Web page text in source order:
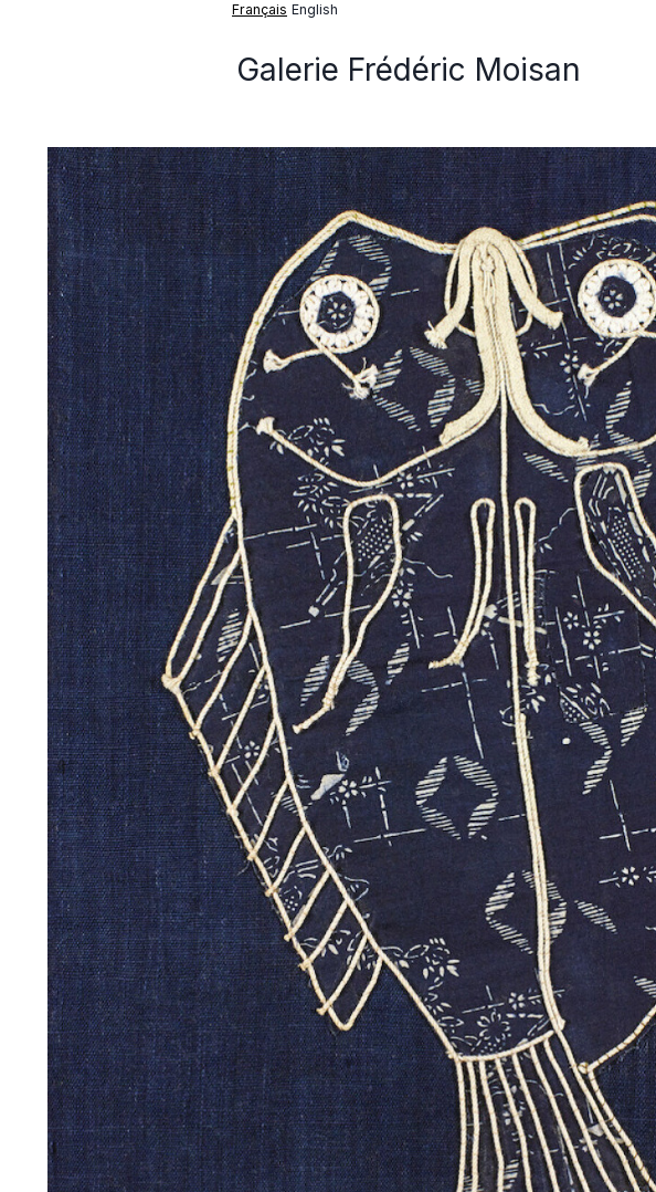
Français English
Galerie Frédéric Moisan